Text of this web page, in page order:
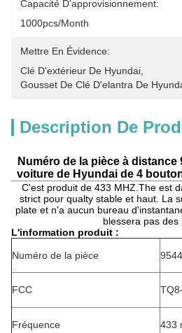
Capacité D'approvisionnement:
1000pcs/month
Mettre En Évidence:
Clé D'extérieur De Hyundai
Gousset De Clé D'elantra De
Description De
Numéro de la pièce à distance
voiture de Hyundai de 4
C'est produit de 433 MHZ.The est
strict pour qualty stable et haut. La
plate et n'a aucun bureau
blessera pas des
L'information produit :
Numéro de la pièce
FCC
Fréquence 433